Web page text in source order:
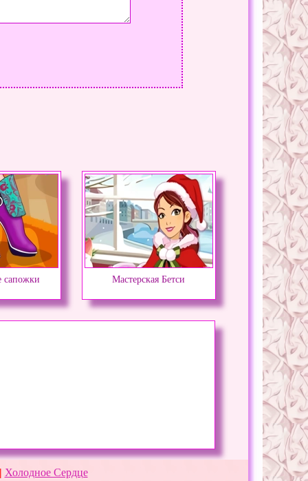
Мастерская Бетси
Холодное Сердце